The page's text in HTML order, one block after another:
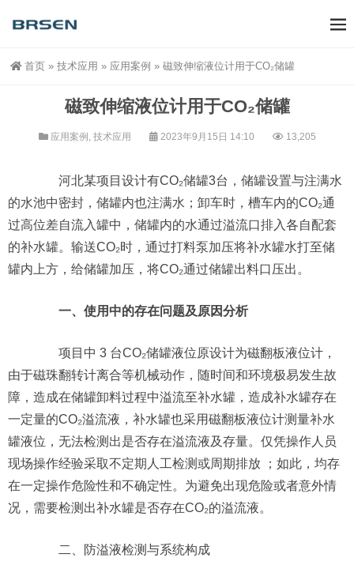
首页 » 技术应用 » 应用案例 » 磁致伸缩液位计用于CO₂储罐
磁致伸缩液位计用于CO₂储罐
应用案例 , 技术应用 2023年9月15日 14:10 13,205
河北某项目设计有CO₂储罐3台，储罐设置与注满水
的水池中密封，储罐内也注满水；卸车时，槽车内的CO₂通
过高位差自流入罐中，储罐内的水通过溢流口排入各自配套
的补水罐。输送CO₂时，通过打料泵加压将补水罐水打至储
罐内上方，给储罐加压，将CO₂通过储罐出料口压出。
一、使用中的存在问题及原因分析
项目中 3 台CO₂储罐液位原设计为磁翻板液位计，
由于磁珠翻转计离合等机械动作，随时间和环境极易发生故
障，造成在储罐卸料过程中溢流至补水罐，造成补水罐存在
一定量的CO₂溢流液，补水罐也采用磁翻板液位计测量补水
罐液位，无法检测出是否存在溢流液及存量。仅凭操作人员
现场操作经验采取不定期人工检测或周期排放 ；如此，均存
在一定操作危险性和不确定性。为避免出现危险或者意外情
况，需要检测出补水罐是否存在CO₂的溢流液。
二、防溢液检测与系统构成